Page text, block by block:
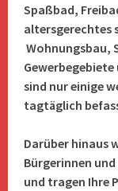
Spaßbad,
altersgerechtes
Wohnungsbau,
sind nur einige
tagtäglich
Darüber hinaus
Bürgerinnen
und tragen Ihre